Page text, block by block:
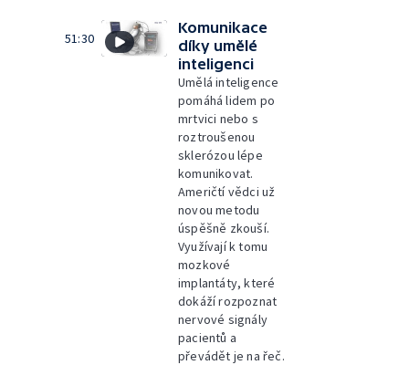
51:30
Komunikace
díky umělé
inteligenci
Umělá inteligence
pomáhá lidem po
mrtvici nebo s
roztroušenou
sklerózou lépe
komunikovat.
Američtí vědci už
novou metodu
úspěšně zkouší.
Využívají k tomu
mozkové
implantáty, které
dokáží rozpoznat
nervové signály
pacientů a
převádět je na řeč.